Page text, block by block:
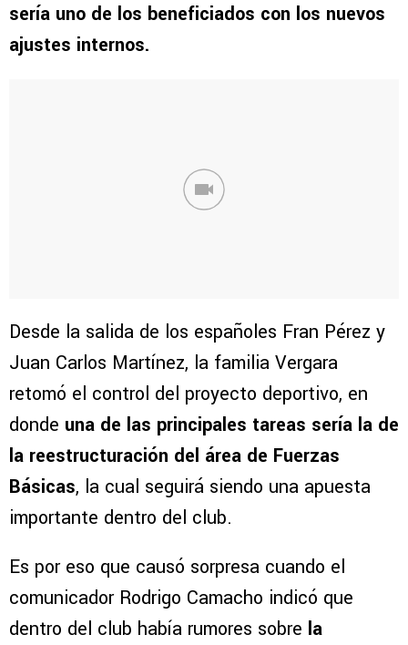
sería uno de los beneficiados con los nuevos
ajustes internos.
Desde la salida de los españoles Fran Pérez y
Juan Carlos Martínez, la familia Vergara
retomó el control del proyecto deportivo, en
donde una de las principales tareas sería la de
la reestructuración del área de Fuerzas
Básicas, la cual seguirá siendo una apuesta
importante dentro del club.
Es por eso que causó sorpresa cuando el
comunicador Rodrigo Camacho indicó que
dentro del club había rumores sobre la